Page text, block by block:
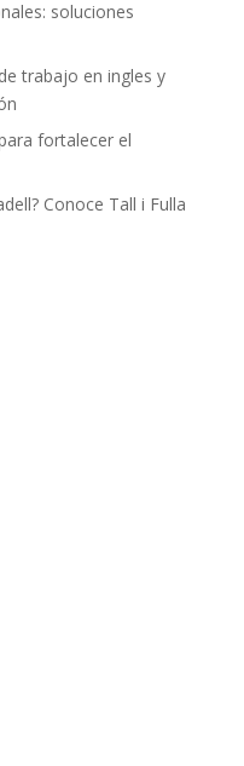
soluciones
trabajo en ingles y
fortalecer el
Conoce Tall i Fulla